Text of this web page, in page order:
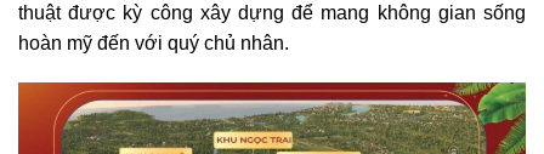
thuật được kỳ công xây dựng để mang không gian sống
hoàn mỹ đến với quý chủ nhân.